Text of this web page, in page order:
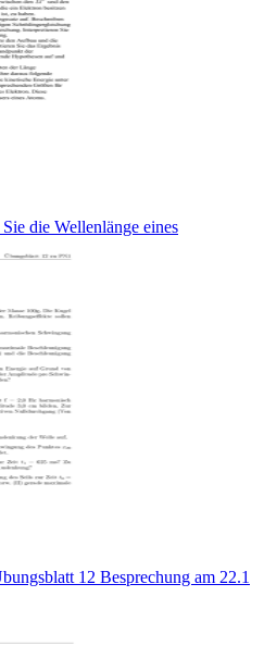
die Wellenlänge eines
12 Besprechung am 22.1